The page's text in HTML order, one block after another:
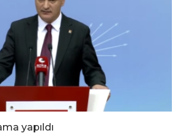
yapıldı